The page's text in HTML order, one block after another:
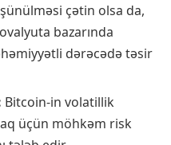
çətin olsa da,
bazarında
dərəcədə təsir
Bitcoin-in volatillik
üçün möhkəm risk